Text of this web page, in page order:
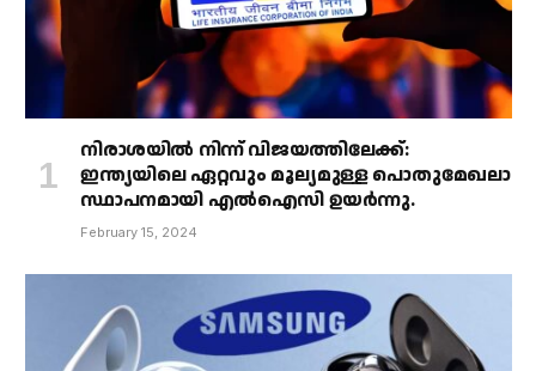
നിരാശയിൽ നിന്ന് വിജയത്തിലേക്ക്:
ഇന്ത്യയിലെ ഏറ്റവും മൂല്യമുള്ള പൊതുമേഖലാ
സ്ഥാപനമായി എൽഐസി ഉയർന്നു.
February 15, 2024